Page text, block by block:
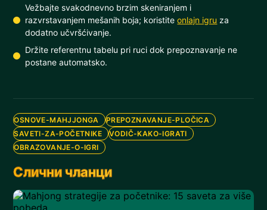
Vežbajte svakodnevno brzim skeniranjem i
razvrstavanjem mešanih boja; koristiteonlajn igru za
dodatno učvršćivanje.
Držite referentnu tabelu pri ruci dok prepoznavanje ne
postane automatsko.
OSNOVE-MAHJJONGA
PREPOZNAVANJE-PLOČICA
SAVETI-ZA-POČETNIKE
VODIČ-KAKO-IGRATI
OBRAZOVANJE-O-IGRI
Слични чланци